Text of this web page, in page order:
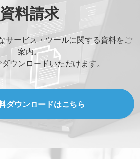
資料請求
サービス・ツールに関する資料をご
案内。
ウンロードいただけます。
ダウンロードはこちら